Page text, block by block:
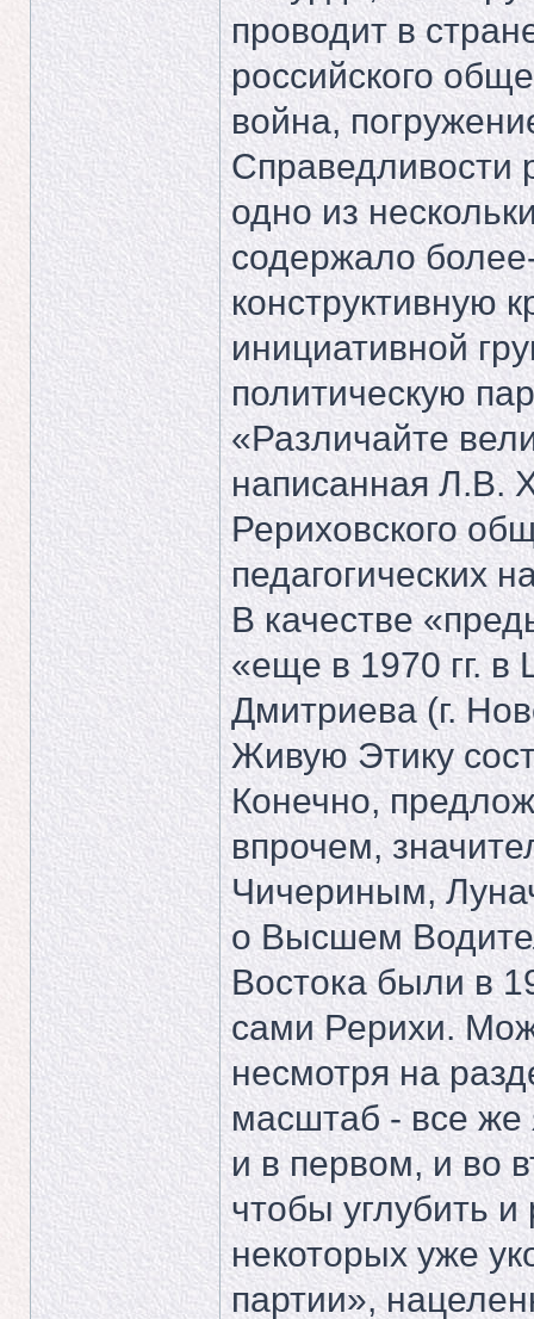
проводит в
российского
война,
Справедливости
одно из
содержало
конструктивную
инициативной
политическую
«Различайте
написанная Л.В.
Рериховского
педагогических
В качестве
«еще в 1970 гг.
Дмитриева (г.
Живую Этику
Конечно,
впрочем,
Чичериным,
о Высшем
Востока были в
сами Рерихи.
несмотря на
масштаб - все же
и в первом, и во
чтобы углубить
некоторых уже
партии»,